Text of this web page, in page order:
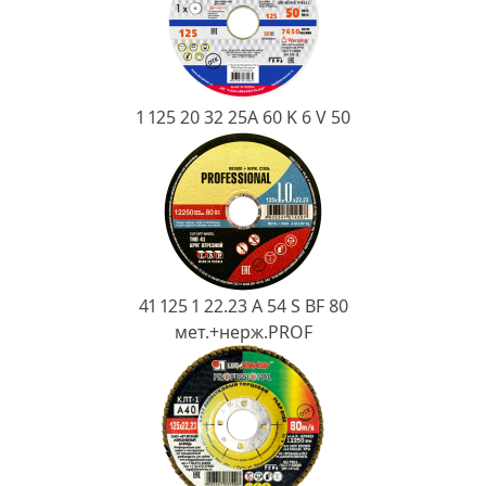
1 125 20 32 25А 60 K 6 V 50
41 125 1 22.23 A 54 S BF 80
мет.+нерж.PROF